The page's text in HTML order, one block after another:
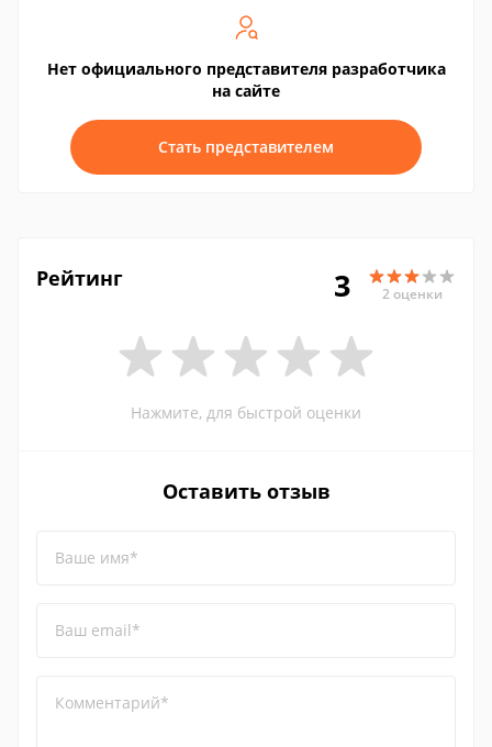
Нет официального представителя разработчика
на сайте
Стать представителем
Рейтинг 3 2 оценки
Нажмите, для быстрой оценки
Оставить отзыв
Ваше имя*
Ваш email*
Комментарий*